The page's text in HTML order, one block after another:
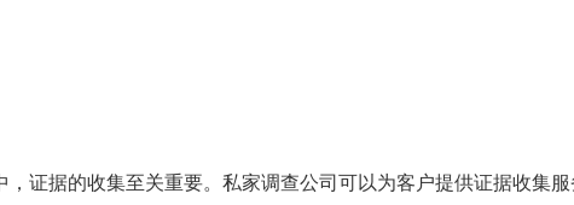
，证据的收集至关重要。私家调查公司可以为客户提供证据收集服